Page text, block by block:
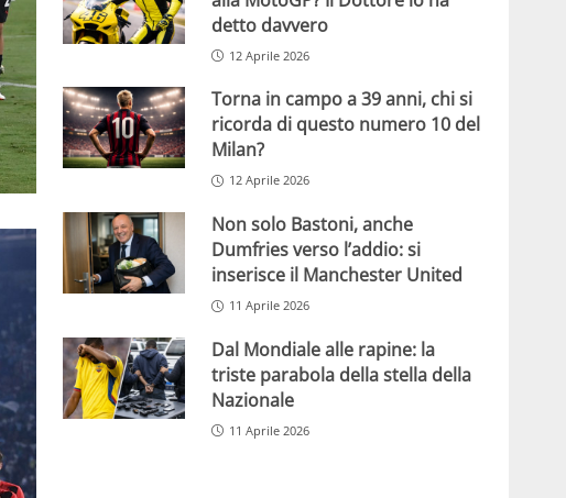
detto davvero
12 Aprile 2026
Torna in campo a 39 anni, chi si
ricorda di questo numero 10 del
Milan?
12 Aprile 2026
Non solo Bastoni, anche
Dumfries verso l’addio: si
inserisce il Manchester United
11 Aprile 2026
Dal Mondiale alle rapine: la
triste parabola della stella della
Nazionale
11 Aprile 2026